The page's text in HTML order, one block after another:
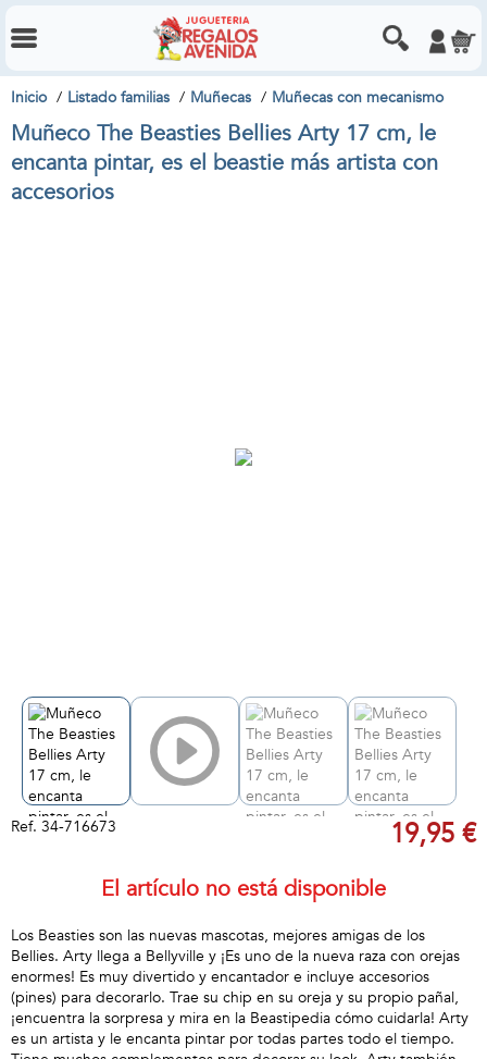
Inicio Listado familias Muñecas Muñecas con mecanismo
Muñeco The Beasties Bellies Arty 17 cm, le
encanta pintar, es el beastie más artista con
accesorios
Ref. 34-716673 19,95 €
El artículo no está disponible
Los Beasties son las nuevas mascotas, mejores amigas de los
Bellies. Arty llega a Bellyville y ¡Es uno de la nueva raza con orejas
enormes! Es muy divertido y encantador e incluye accesorios
(pines) para decorarlo. Trae su chip en su oreja y su propio pañal,
¡encuentra la sorpresa y mira en la Beastipedia cómo cuidarla! Arty
es un artista y le encanta pintar por todas partes todo el tiempo.